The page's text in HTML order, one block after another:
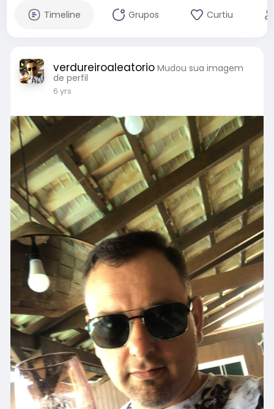
Timeline Grupos Curtiu
verdureiroaleatorio Mudou sua imagem
de perfil
6 yrs